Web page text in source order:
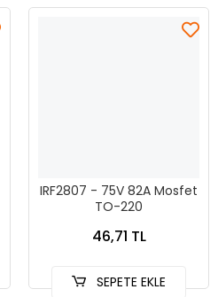
IRF2807 - 75V 82A Mosfet
TO-220
46,71 TL
SEPETE EKLE